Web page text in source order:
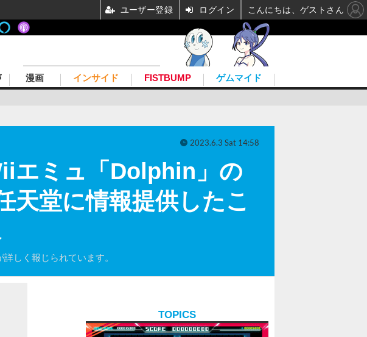
漫画 インサイド FISTBUMP ゲムマイド
エミュ「Dolphin」の
天堂に情報提供したこ
しく報じられています。
2023.6.3 Sat 14:58
TOPICS
ユーザー登録 ログイン こんにちは、ゲストさん